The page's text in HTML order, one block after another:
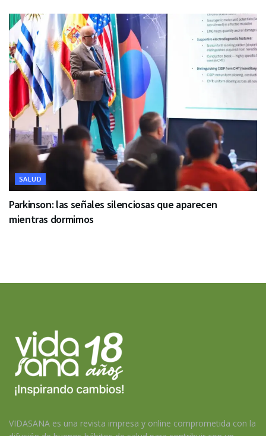
SALUD
Parkinson: las señales silenciosas que aparecen
mientras dormimos
VIDASANA es una revista impresa y online comprometida con la